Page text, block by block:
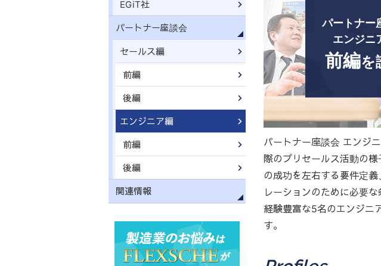
パートナー
エンジニ
前編を
パートナー座談会 エンジ
際のプリセールス活動の
の成功を左右する要件定
レーションのために必要な
経験豊富な5名のエンジニ
す。
EGiT社
パートナー座談会
セールス編
前編
後編
エンジニア編
前編
後編
関連情報